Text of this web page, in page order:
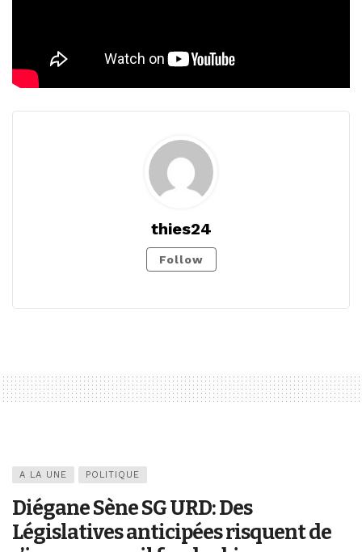
thies24
Follow
A LA UNE POLITIQUE
Diégane Sène SG URD: Des
Législatives anticipées risquent de